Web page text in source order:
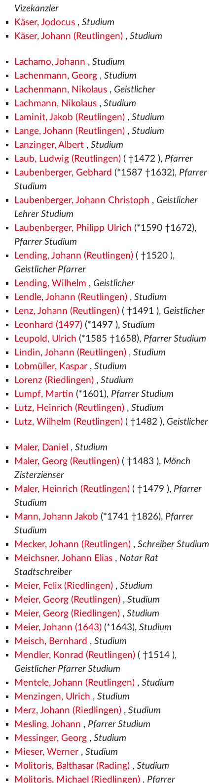
Vizekanzler
Käser, Jodocus, Studium
Käser, Johann (Reutlingen), Studium
Lachamo, Johann , Studium
Lachenmann, Georg, Studium
Lachenmann, Nikolaus, Geistlicher
Lachmann, Nikolaus, Studium
Laminit, Jakob (Reutlingen), Studium
Lange, Johann (Reutlingen), Studium
Lanzinger, Albert, Studium
Laub, Ludwig (Reutlingen)( †1472 ), Pfarrer
Laubenberger, Gebhard (*1587 †1632), Pfarrer
Studium
Laubenberger, Johann Christoph , Geistlicher
Lehrer Studium
Laubenberger, Philipp Ulrich (*1590 †1672),
Pfarrer Studium
Lending, Johann (Reutlingen)( †1520 ),
Geistlicher Pfarrer
Lending, Wilhelm , Geistlicher
Lendle, Johann (Reutlingen), Studium
Lenz, Johann (Reutlingen)( †1491 ), Geistlicher
Leonhard (1497)(*1497 ), Studium
Leupold, Ulrich (*1585 †1658), Pfarrer Studium
Lindin, Johann (Reutlingen), Studium
Lobmüller, Kaspar, Studium
Lorenz (Riedlingen), Studium
Lumpf, Martin (*1601), Pfarrer Studium
Lutz, Heinrich (Reutlingen), Studium
Lutz, Wilhelm (Reutlingen)( †1482 ), Geistlicher
Maler, Daniel , Studium
Maler, Georg (Reutlingen)( †1483 ), Mönch
Zisterzienser
Maler, Heinrich (Reutlingen)( †1479 ), Pfarrer
Studium
Mann, Johann Jakob (*1741 †1826), Pfarrer
Studium
Mecker, Johann (Reutlingen), Schreiber Studium
Meichsner, Johann Elias, Notar Rat
Stadtschreiber
Meier, Felix (Riedlingen), Studium
Meier, Georg (Reutlingen), Studium
Meier, Georg (Riedlingen), Studium
Meier, Johann (1643)(*1643), Studium
Meisch, Bernhard , Studium
Mendler, Konrad (Reutlingen)( †1514 ),
Geistlicher Pfarrer Studium
Mentele, Johann (Reutlingen), Studium
Menzingen, Ulrich , Studium
Merz, Johann (Riedlingen), Studium
Mesling, Johann , Pfarrer Studium
Messinger, Georg, Studium
Mieser, Werner, Studium
Molitoris, Balthasar (Rading), Studium
Molitoris, Michael (Riedlingen), Pfarrer